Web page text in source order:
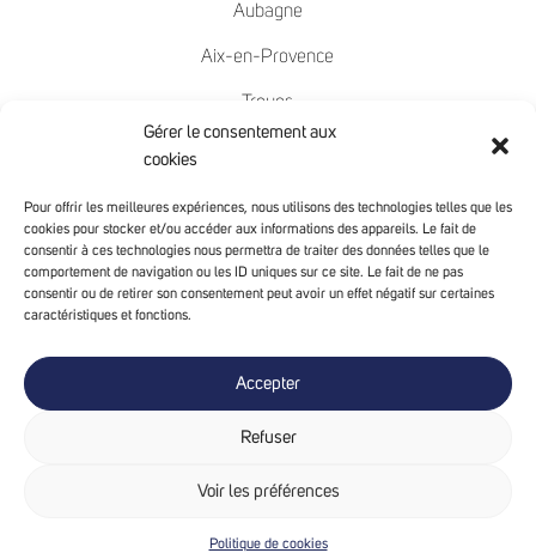
Gérer le consentement aux
cookies
Pour offrir les meilleures expériences, nous utilisons des technologies telles que les
cookies pour stocker et/ou accéder aux informations des appareils. Le fait de
consentir à ces technologies nous permettra de traiter des données telles que le
comportement de navigation ou les ID uniques sur ce site. Le fait de ne pas
consentir ou de retirer son consentement peut avoir un effet négatif sur certaines
caractéristiques et fonctions.
Accepter
Refuser
Voir les préférences
Politique de cookies
Aubagne
Aix-en-Provence
Troyes
Chambéry
Avignon
MENTIONS LÉGALES